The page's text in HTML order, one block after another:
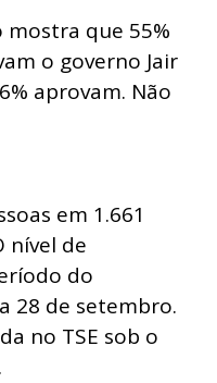
mostra que 55%
o governo Jair
aprovam. Não
em 1.661
nível de
do
28 de setembro.
no TSE sob o